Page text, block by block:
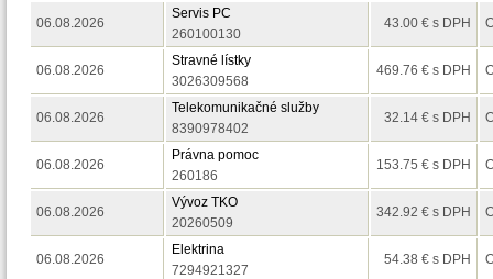
06.08.2026
Servis PC
260100130
43.00 € s DPH
06.08.2026
Stravné lístky
3026309568
469.76 € s DPH
06.08.2026
Telekomunikačné služby
8390978402
32.14 € s DPH
06.08.2026
Právna pomoc
260186
153.75 € s DPH
06.08.2026
Vývoz TKO
20260509
342.92 € s DPH
06.08.2026
Elektrina
7294921327
54.38 € s DPH